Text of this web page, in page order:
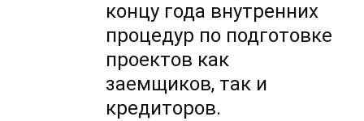
концу года внутренних
процедур по подготовке
проектов как
заемщиков, так и
кредиторов.